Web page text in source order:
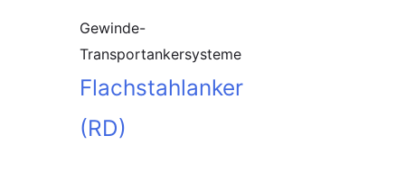
Gewinde-
Transportankersysteme
Flachstahlanker
(RD)